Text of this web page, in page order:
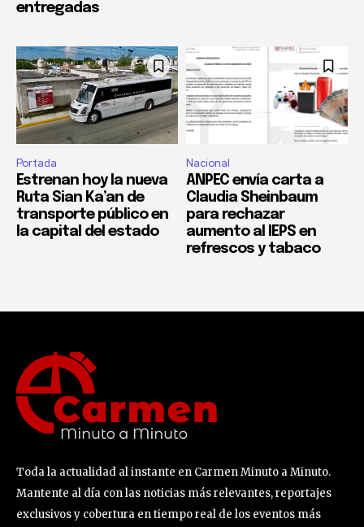
entregadas
Portada
Estrenan hoy la nueva
Ruta Sian Ka’an de
transporte público en
la capital del estado
Nacional
ANPEC envía carta a
Claudia Sheinbaum
para rechazar
aumento al IEPS en
refrescos y tabaco
Toda la actualidad al instante en Carmen Minuto a Minuto.
Mantente al día con las noticias más relevantes, reportajes
exclusivos y cobertura en tiempo real de los eventos más